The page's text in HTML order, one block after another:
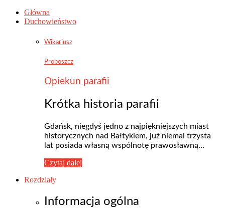
Główna
Duchowieństwo
Wikariusz
Proboszcz
Opiekun parafii
Krótka historia parafii
Gdańsk, niegdyś jedno z najpiękniejszych miast
historycznych nad Bałtykiem, już niemal trzysta
lat posiada własną wspólnotę prawosławną...
Czytaj dalej
Rozdziały
Informacja ogólna